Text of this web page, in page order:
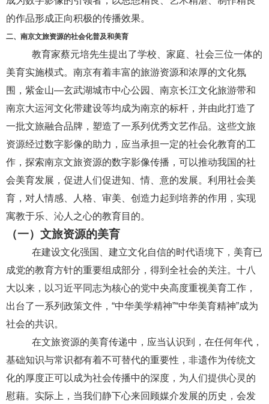
的作品形成正向积极的传播效果。
二、 南京文旅资源的社会化普及和美育
教育家蔡元培先生提出了学校、家庭、社会三位一体的
美育实施模式。南京有着丰富的旅游资源和浓厚的文化氛
围， 紫金山—玄武湖城市中心公园、南京长江文化旅游带和
南京大运河文化带建设等均成为南京的标杆，并由此打造了
一批文旅融合品牌，塑造了一系列优秀文艺作品。这些文旅
资源经过数字影像的助力，应当承担一定的社会化教育的工
作，探索南京文旅资源的数字影像传播，可以推动我国的社
会美育发展，促进人们促进知、情、意的发展。利用社会美
育，对人情感、人格、审美、创造力起到培养的作用，实现
寓教于乐、沁人之心的教育目的。
（一）文旅资源的美育
在建设文化强国、建立文化自信的时代语境下，美育已
成党的教育方针的重要组成部分，得到全社会的关注。十八
大以来，以习近平同志为核心的党中央高度重视美育工作，
出台了一系列政策文件， “中华美学精神”“中华美育精神”成为
社会的共识。
在文旅资源的美育传递中，应当认识到，在任何年代，
基础知识与常识都有着不可替代的重要性，非遗作为传统文
化的厚度正可以成为社会传播中的深度，为人们提供心灵的
慰藉。实际上，当我们静下心来回顾媒介发展的历史，会发